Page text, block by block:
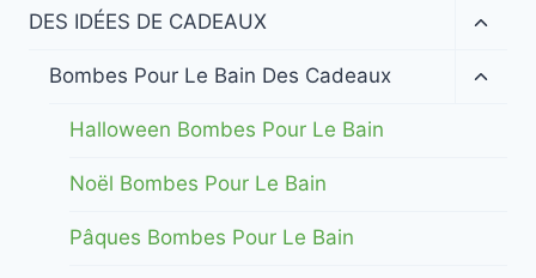
menu
DES IDÉES DE CADEAUX
menu
Bombes Pour Le Bain Des Cadeaux
Halloween Bombes Pour Le Bain
Noël Bombes Pour Le Bain
Pâques Bombes Pour Le Bain